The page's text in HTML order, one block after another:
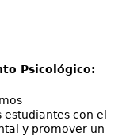
Psicológico:
con el
y promover un